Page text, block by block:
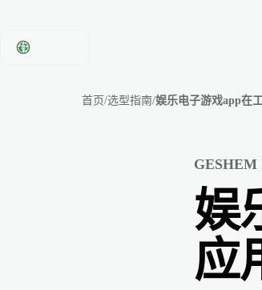
首页/选型指南/娱乐电子游戏app在
娱
应